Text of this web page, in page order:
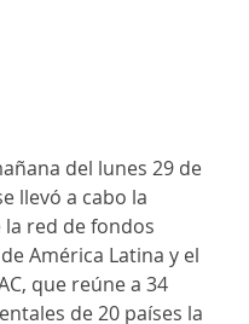
del lunes 29 de
llevó a cabo la
la red de fondos
América Latina y el
que reúne a 34
de 20 países la